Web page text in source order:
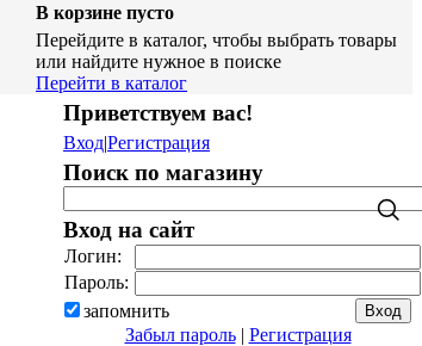
В корзине пусто
Перейдите в каталог, чтобы выбрать товары
или найдите нужное в поиске
Перейти в каталог
Приветствуем вас!
Вход|Регистрация
Поиск по магазину
Вход на сайт
Логин:
Пароль:
запомнить
Забыл пароль| Регистрация